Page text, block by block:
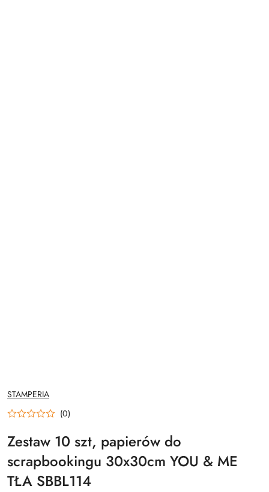
NAZWA
PRODUCENTA:
STAMPERIA
(0)
Zestaw 10 szt, papierów do
scrapbookingu 30x30cm YOU & ME
TŁA SBBL114